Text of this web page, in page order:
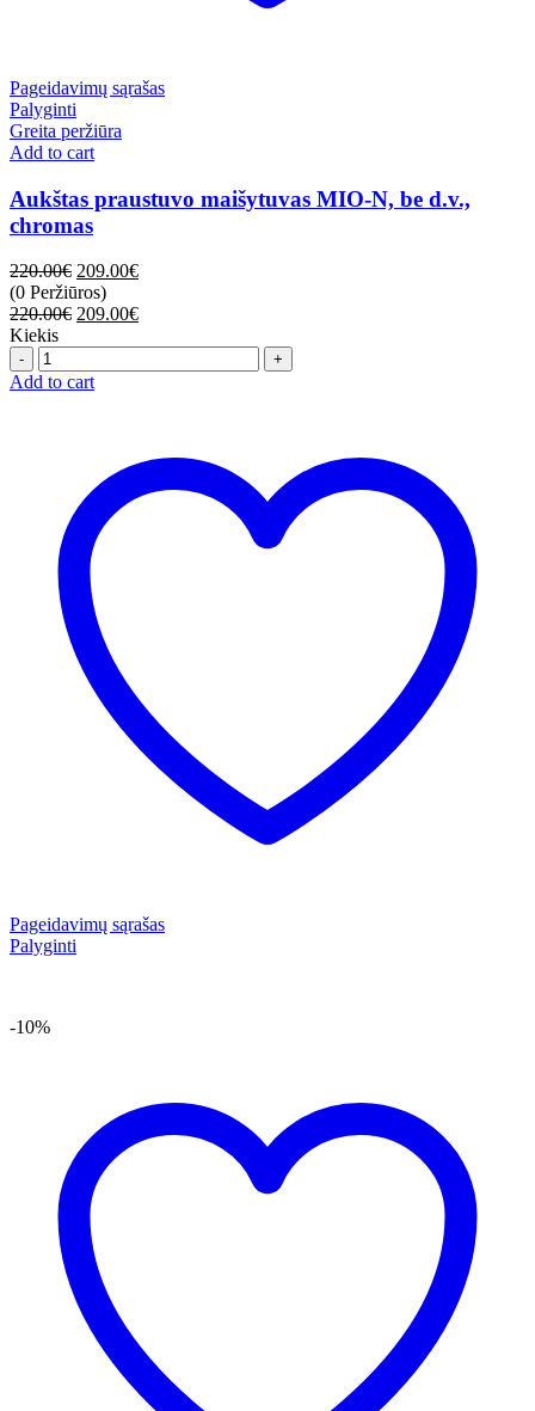
Pageidavimų sąrašas
Palyginti
Greita peržiūra
Add to cart
Aukštas praustuvo maišytuvas MIO-N, be d.v.,
chromas
220.00€ 209.00€
(0 Peržiūros)
220.00€ 209.00€
Kiekis
Quantity
Add to cart
Pageidavimų sąrašas
Palyginti
-10%